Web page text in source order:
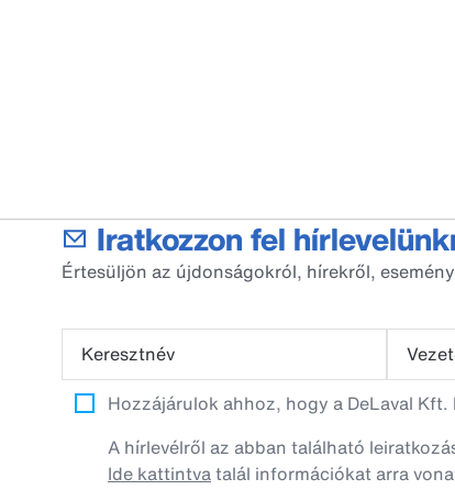
Iratkozzon fel
Értesüljön az újdonságokról, hírekről,
Keresztnév
Hozzájárulok ahhoz, hogy a DeLaval
A hírlevélről az abban található
Ide kattintvatalál információkat arra